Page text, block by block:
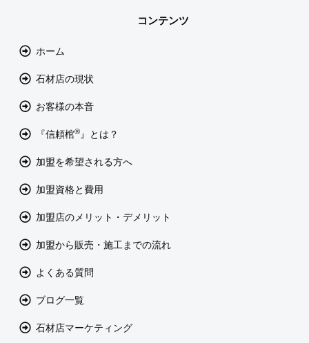
コンテンツ
ホーム
石材店の現状
お客様の本音
『信頼棺® 』とは？
加盟を希望される方へ
加盟資格と費用
加盟店のメリット・デメリット
加盟から販売・施工までの流れ
よくある質問
ブログ一覧
石材店マーケティング